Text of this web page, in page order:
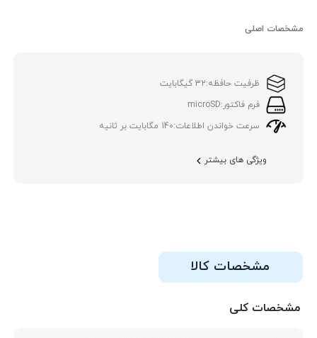
مشخصات اصلی
ظرفیت حافظه:32 گیگابایت
فرم فاکتور:microSD
سرعت خواندن اطلاعات:140 مگابایت بر ثانیه
ویژگی های بیشتر
مشخصات کالا
مشخصات کلی